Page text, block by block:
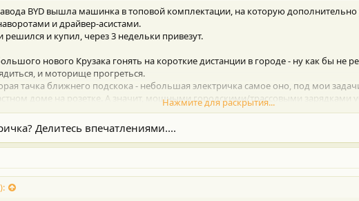
BYD вышла машинка в топовой комплектации, на которую дополнительно
и драйвер-асистами.
решился и купил, через 3 недельки привезут.
нового Крузака гонять на короткие дистанции в городе - ну как бы не
и моторище прогреться.
тачка ближнего подскока - небольшая электричка самое оно, под мои
доме на розетке. А значит, мощными городскими/трассовыми зарядками
большущими токами как не крути, а баты таки убиваются, не смотря на
который поддавшись на рекламу вкачивал всегда свою Теслу только
всего то 1,5 годика был вынужден заказать новую бату за $20К, так как былая
по лошадям, и с побольше батареей по ёмкости, что бы не топить на
ночам с розетки на 3,5 КВт штатной зарядочкой.
токовых режимах 8-10 лет бате точно ничего не станется, при понимании
режимов).
Нажмите для раскрытия...
Делитесь впечатлениями....